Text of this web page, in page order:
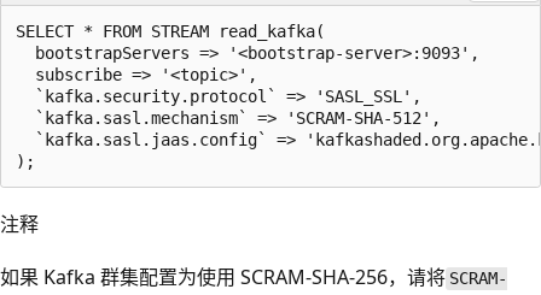
SELECT * FROM STREAM read_kafka(
  bootstrapServers => '<bootstrap-server>:9093',
  subscribe => '<topic>',
  `kafka.security.protocol` => 'SASL_SSL',
  `kafka.sasl.mechanism` => 'SCRAM-SHA-512',
`kafka.sasl.jaas.config` =>
注释
如果 Kafka 群集配置为使用 SCRAM-SHA-256，请将 SCRAM-